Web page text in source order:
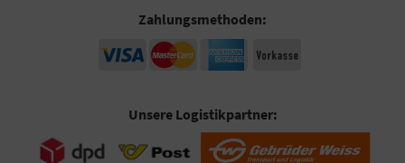
Zahlungsmethoden:
Unsere Logistikpartner: